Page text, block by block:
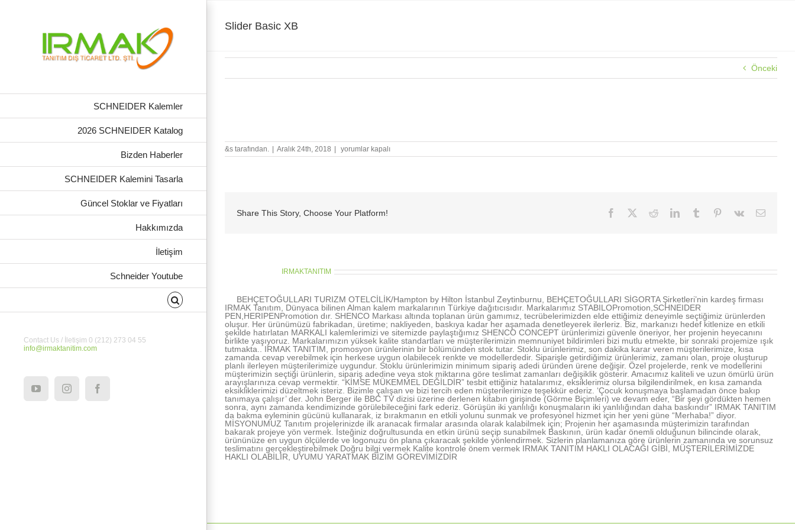
SCHNEIDER Kalemler
2026 SCHNEIDER Katalog
Bizden Haberler
SCHNEIDER Kalemini Tasarla
Güncel Stoklar ve Fiyatları
Hakkımızda
İletişim
Schneider Youtube
Contact Us / İletişim 0 (212) 273 04 55
info@irmaktanitim.com
YouTubeInstagramFacebook
Slider Basic XB
Önceki
&s tarafından. Aralık 24th, 2018
Slider
Basic
yorumlar kapalı
Share This Story, Choose Your Platform! Facebook RedditLinkedInTumblr Pinterest
Vk
E-
IRMAKTANITIM
BEHÇETOĞULLARI TURIZM OTELCİLİK/Hampton by Hilton İstanbul Zeytinburnu, BEHÇETOĞULLARI SİGORTA Şirketleri’nin kardeş firması
IRMAK Tanıtım, Dünyaca bilinen Alman kalem markalarının Türkiye dağıtıcısıdır. Markalarımız STABILOPromotion,SCHNEIDER
PEN,HERIPENPromotion dır. SHENCO Markası altında toplanan ürün gamımız, tecrübelerimizden elde ettiğimiz deneyimle seçtiğimiz ürünlerden
oluşur. Her ürünümüzü fabrikadan, üretime; nakliyeden, baskıya kadar her aşamada denetleyerek ilerleriz. Biz, markanızı hedef kitlenize en etkili
şekilde hatırlatan MARKALI kalemlerimizi ve sitemizde paylaştığımız SHENCO CONCEPT ürünlerimizi güvenle öneriyor, her projenin heyecanını
birlikte yaşıyoruz. Markalarımızın yüksek kalite standartları ve müşterilerimizin memnuniyet bildirimleri bizi mutlu etmekte, bir sonraki projemize ışık
tutmakta.. IRMAK TANITIM, promosyon ürünlerinin bir bölümünden stok tutar. Stoklu ürünlerimiz, son dakika karar veren müşterilerimize, kısa
zamanda cevap verebilmek için herkese uygun olabilecek renkte ve modellerdedir. Siparişle getirdiğimiz ürünlerimiz, zamanı olan, proje oluşturup
planlı ilerleyen müşterilerimize uygundur. Stoklu ürünlerimizin minimum sipariş adedi üründen ürene değişir. Özel projelerde, renk ve modellerini
müşterimizin seçtiği ürünlerin, sipariş adedine veya stok miktarına göre teslimat zamanları değişiklik gösterir. Amacımız kaliteli ve uzun ömürlü ürün
arayışlarınıza cevap vermektir. “KİMSE MÜKEMMEL DEĞİLDİR” tesbit ettiğiniz hatalarımız, eksiklerimiz olursa bilgilendirilmek, en kısa zamanda
eksikliklerimizi düzeltmek isteriz. Bizimle çalışan ve bizi tercih eden müşterilerimize teşekkür ederiz. ‘Çocuk konuşmaya başlamadan önce bakıp
tanımaya çalışır’ der. John Berger ile BBC TV dizisi üzerine derlenen kitabın girişinde (Görme Biçimleri) ve devam eder, “Bir şeyi gördükten hemen
sonra, aynı zamanda kendimizinde görülebileceğini fark ederiz. Görüşün iki yanlılığı konuşmaların iki yanlılığından daha baskındır” IRMAK TANITIM
da bakma eyleminin gücünü kullanarak, iz bırakmanın en etkili yolunu sunmak ve profesyonel hizmet için her yeni güne “Merhaba!” diyor.
MİSYONUMUZ Tanıtım projelerinizde ilk aranacak firmalar arasında olarak kalabilmek için; Projenin her aşamasında müşterimizin tarafından
bakarak projeye yön vermek. İsteğiniz doğrultusunda en etkin ürünü seçip sunabilmek Baskının, ürün kadar önemli olduğunun bilincinde olarak,
ürününüze en uygun ölçülerde ve logonuzu ön plana çıkaracak şekilde yönlendirmek. Sizlerin planlamanıza göre ürünlerin zamanında ve sorunsuz
teslimatını gerçekleştirebilmek Doğru bilgi vermek Kalite kontrole önem vermek IRMAK TANITIM HAKLI OLACAĞI GİBİ, MÜŞTERİLERİMİZDE
HAKLI OLABİLİR, UYUMU YARATMAK BİZİM GÖREVİMİZDİR